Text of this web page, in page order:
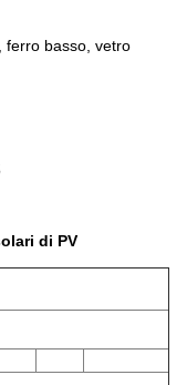
ferro basso, vetro
di PV